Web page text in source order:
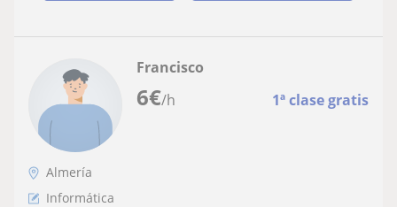
6€/h 1ª clase gratis
Francisco
Almería
Informática